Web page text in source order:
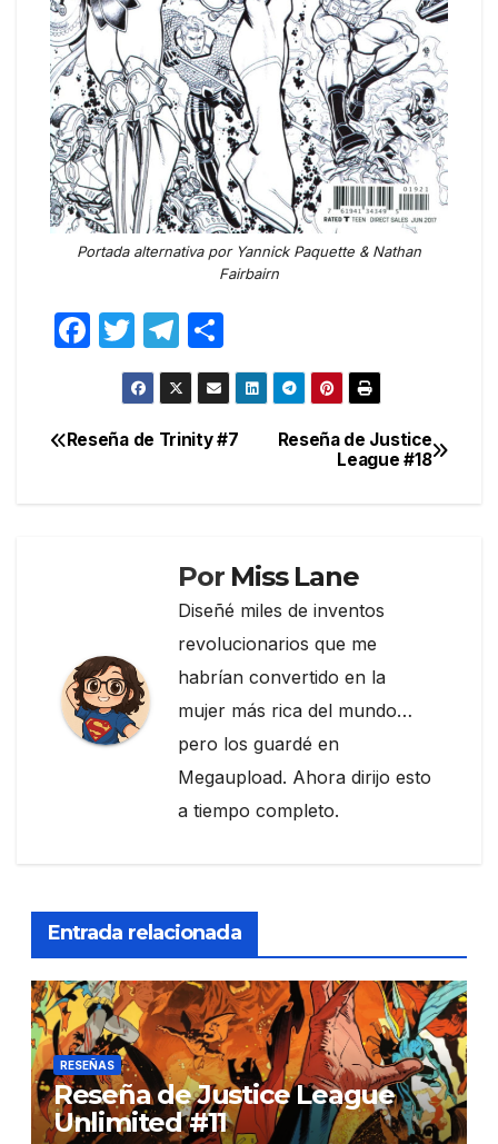
Portada alternativa por Yannick Paquette & Nathan
Fairbairn
F
e
T
w
itt
er
T
el
e
gr
o
m
p
Navegación
Reseña de Justice
League #18
Reseña de Trinity #7
Por Miss Lane
Diseñé miles de inventos
revolucionarios que me
habrían convertido en la
mujer más rica del mundo…
pero los guardé en
Megaupload. Ahora dirijo esto
a tiempo completo.
Entrada relacionada
RESEÑAS
Reseña de Justice League
Unlimited #11